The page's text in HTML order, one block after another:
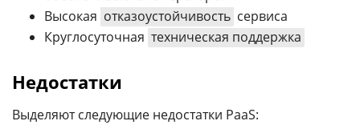
Высокая отказоустойчивость сервиса
Круглосуточная техническая поддержка
Недостатки
Выделяют следующие недостатки PaaS: